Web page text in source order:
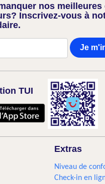
nos
Inscrivez-vous à
Je
TUI
Extras
Niveau de
Check-in en